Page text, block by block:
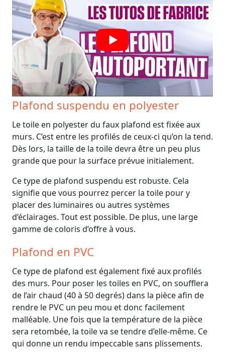
Plafond suspendu en polyester
Le toile en polyester du faux plafond est fixée aux
murs. C’est entre les profilés de ceux-ci qu’on la tend.
Dès lors, la taille de la toile devra être un peu plus
grande que pour la surface prévue initialement.
Ce type de plafond suspendu est robuste. Cela
signifie que vous pourrez percer la toile pour y
placer des luminaires ou autres systèmes
d’éclairages. Tout est possible. De plus, une large
gamme de coloris d’offre à vous.
Plafond en PVC
Ce type de plafond est également fixé aux profilés
des murs. Pour poser les toiles en PVC, on soufflera
de l’air chaud (40 à 50 degrés) dans la pièce afin de
rendre le PVC un peu mou et donc facilement
malléable. Une fois que la température de la pièce
sera retombée, la toile va se tendre d’elle-même. Ce
qui donne un rendu impeccable sans plissements.